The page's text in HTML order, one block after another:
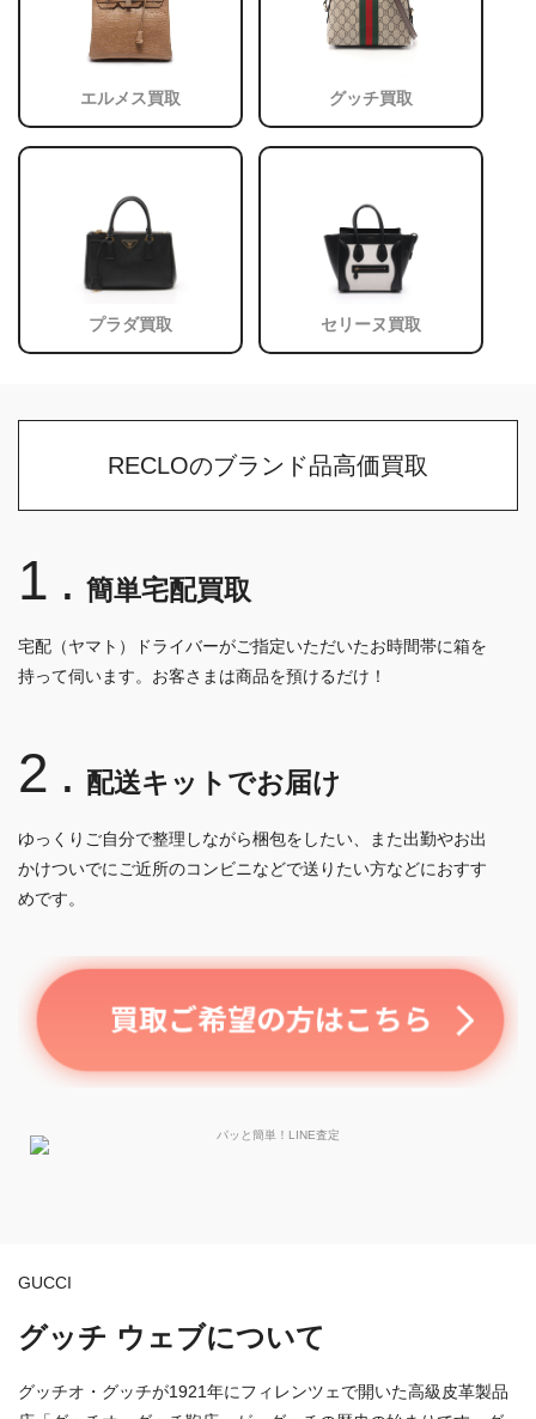
エルメス買取 グッチ買取
プラダ買取 セリーヌ買取
RECLOのブランド品高価買取
1.簡単宅配買取
宅配（ヤマト）ドライバーがご指定いただいたお時間帯に箱を
持って伺います。お客さまは商品を預けるだけ！
2. 配送キットでお届け
ゆっくりご自分で整理しながら梱包をしたい、また出勤やお出
かけついでにご近所のコンビニなどで送りたい方などにおすす
めです。
GUCCI
グッチ ウェブについて
グッチオ・グッチが1921年にフィレンツェで開いた高級皮革製品